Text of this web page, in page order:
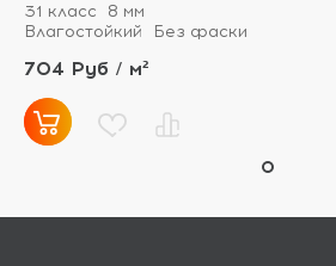
31 класс
8 мм
Влагостойкий
Без фаски
704 Руб / м²